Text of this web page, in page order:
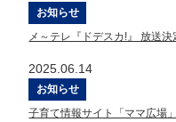
お知らせ
メ～テレ『ドデスカ!』 放送決
2025.06.14
お知らせ
子育て情報サイト「ママ広場